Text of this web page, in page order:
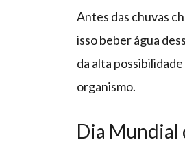
Antes das chuvas
isso beber água
da alta
organismo.
Dia Mundial